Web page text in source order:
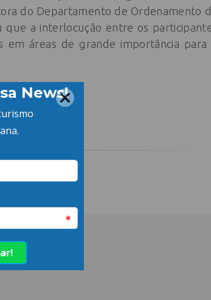
do Departamento de Ordenamento
que a interlocução entre os
em áreas de grande importância para